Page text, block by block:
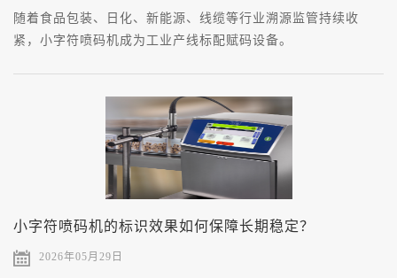
随着食品包装、日化、新能源、线缆等行业溯源监管持续收
紧，小字符喷码机成为工业产线标配赋码设备。
小字符喷码机的标识效果如何保障长期稳定？
2026年05月29日